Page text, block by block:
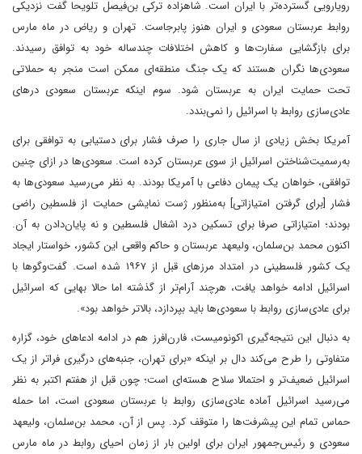
رویارویی گسترده‌تر با ایران است. شاهزاده ترکی بن‌فیصل تلویحا گفت نزدیکی
روابط عربستان سعودی و ایران هنوز پابرجاست. تهران و ریاض در ماه مارس
برای بازگشایی سفارت‌ها و کاهش اختلافات چندساله خود به توافق رسیدند.
سعودی‌ها نگران هستند که یک جنگ منطقه‌ای ممکن است منجر به حملاتی
تحت حمایت ایران به عربستان شود. سوم اینکه عربستان سعودی در‌های
عادی‌سازی روابط با اسرائیل را نمی‌بندد.
آمریکا بخش زیادی از سال جاری را صرف فشار برای دستیابی به توافقی برای
به‌رسمیت‌شناختن اسرائیل از سوی عربستان کرده است. سعودی‌ها در ازای چنین
توافقی، خواهان یک پیمان دفاعی با آمریکا بودند. به نظر می‌رسید سعودی‌ها به
فشار [برای گرفتن امتیازاتی] به‌منظور ژست نمایشی حمایت از فلسطین راضی
بودند؛ امتیازاتی صرفا برای تسکین درد اشغال فلسطین و نه پایان‌دادن به آن.
اکنون محمد بن‌سلمان، ولیعهد عربستان و حاکم واقعی این کشور، خواستار ایجاد
یک کشور فلسطینی در امتداد مرز‌های قبل از ۱۹۶۷ شده است. گفت‌وگو‌ها با
اسرائیل ادامه خواهد یافت، هرچند آرام‌تر از گذشته اما حالا بهایی که اسرائیل
برای عادی‌سازی روابط با سعودی‌ها باید بپردازد، بالاتر خواهد بود».
به دنبال این نتیجه‌گیری اکونومیست، فارن‌افرز هم در ادامه ادعاهای خود، گزاره
متفاوتی را طرح می‌کند دال بر اینکه «برای تهران، جنبه‌های درگیری فراتر از یک
اسرائیل ضعیف‌تر و احتمالا سلاح هسته‌ای است؛ چون قبل از هفتم اکتبر به نظر
می‌رسید اسرائیل آماده عادی‌‌سازی روابط با عربستان سعودی است، اما حمله
حماس تمام این پیشرفت‌ها را متوقف کرد. پس از آن، محمد بن‌سلمان، ولیعهد
سعودی و رئیس‌جمهور ایران برای اولین بار از زمان احیای روابط در ماه مارس